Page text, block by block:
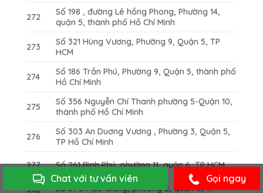
Chat với tư vấn viên Gọi ngay
272
Số 198 , đường Lê hồng Phong, Phường 14,
quận 5, thành phố Hồ Chí Minh
273
Số 321 Hùng Vương, Phường 9, Quận 5, TP
HCM
274
Số 186 Trần Phú, Phường 9, Quận 5, thành phố
Hồ Chí Minh
275
Số 356 Nguyễn Chí Thanh phường 5-Quận 10,
thành phố Hồ Chí Minh
276
Số 303 An Duơng Vương , Phường 3, Quận 5,
TP Hồ Chí Minh
277 Số 261 Bình Phú, phường 11, quận 6, TP HCM.
Số 31-3 Hậu Giang, phường 2, quận 6, TP